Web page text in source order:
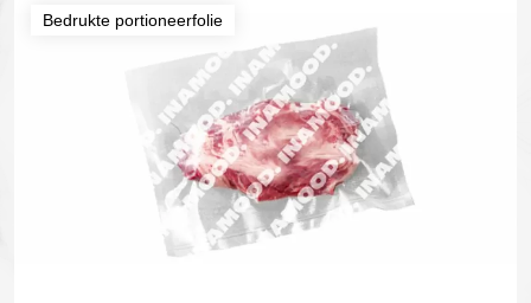
Bedrukte portioneerfolie